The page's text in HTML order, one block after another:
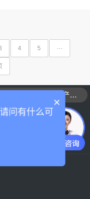
4 5 ···
可以介绍下你们的产品么
×
问有什么可